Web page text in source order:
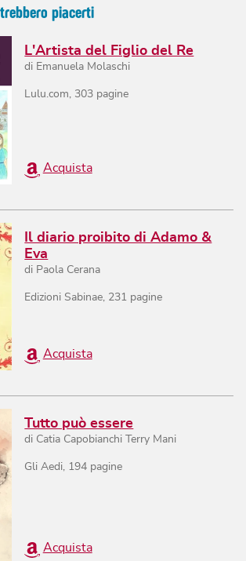
piacerti
L'Artista del Figlio del Re
di Emanuela Molaschi
Lulu.com, 303 pagine
Acquista
Il diario proibito di Adamo &
Eva
di Paola Cerana
Edizioni Sabinae 231 pagine
Acquista
Tutto può essere
di Catia Capobianchi Terry Mani
Gli Aedi, 194 pagine
Acquista